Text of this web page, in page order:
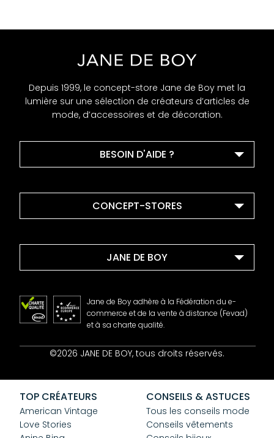
Depuis 1999, le concept-store Jane de Boy met la
lumière sur une sélection de créateurs d’articles de
mode, d’accessoires et de décoration.
BESOIN D'AIDE ?
CONCEPT-STORES
JANE DE BOY
Contact
CGV
Confidentialité
Cookies
Jane de Boy adhère à la Fédération du e-
commerce et de la vente à distance (Fevad)
et à sa charte qualité.
©2026 JANE DE BOY, tous droits réservés.
TOP CRÉATEURS
American Vintage
Love Stories
CONSEILS & ASTUCES
Tous les conseils mode
Conseils vêtements